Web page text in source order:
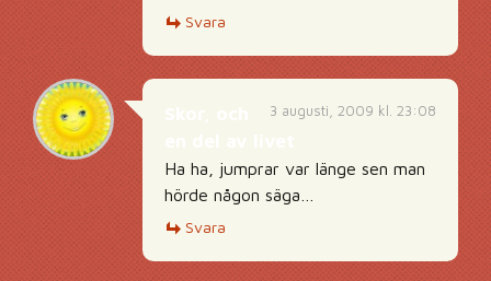
Svara
3 augusti, 2009 kl. 23:08
Ha ha, jumprar var länge sen man
hörde någon säga…
Svara